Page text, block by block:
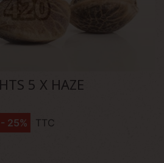
5 X HAZE
- 25% TTC